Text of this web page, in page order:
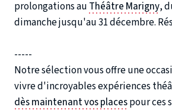
prolongations au Théâtre Marigny,
dimanche jusqu'au 31 décembre.
-----
Notre sélection vous offre une
vivre d'incroyables expériences
dès maintenant vos placespour ces